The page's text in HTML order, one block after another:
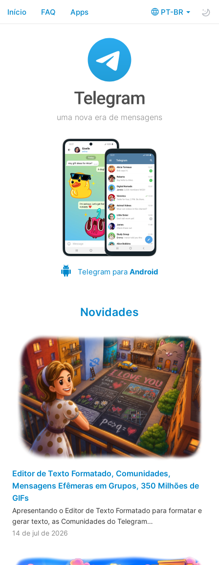
PT-BR
Início FAQ Apps
uma nova era de mensagens
Telegram para Android
Novidades
Editor de Texto Formatado, Comunidades,
Mensagens Efêmeras em Grupos, 350 Milhões de
GIFs
Apresentando o Editor de Texto Formatado para formatar e
gerar texto, as Comunidades do Telegram…
14 de jul de 2026